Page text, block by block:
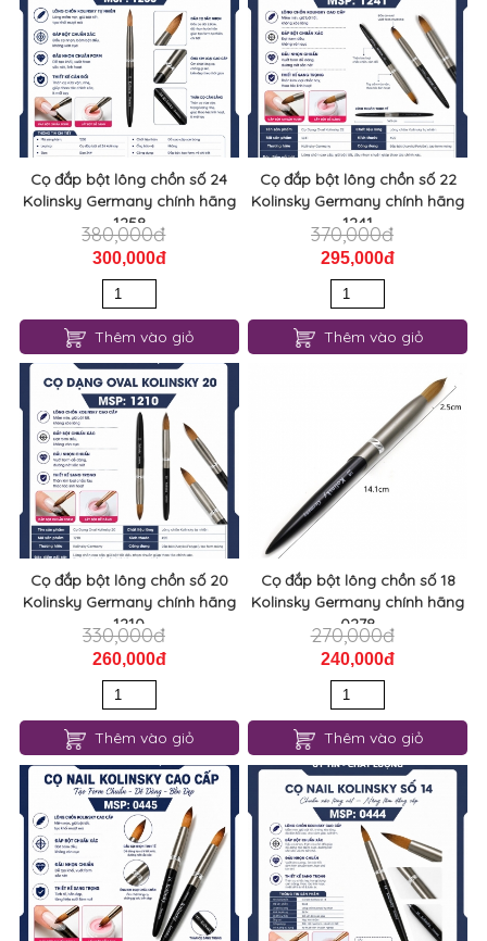
Cọ đắp bột lông chồn số 24
Kolinsky Germany chính hãng
1258
380,000đ
300,000đ
Thêm vào giỏ
Cọ đắp bột lông chồn số 22
Kolinsky Germany chính hãng
1241
370,000đ
295,000đ
Thêm vào giỏ
Cọ đắp bột lông chồn số 20
Kolinsky Germany chính hãng
1210
330,000đ
260,000đ
Thêm vào giỏ
Cọ đắp bột lông chồn số 18
Kolinsky Germany chính hãng
0278
270,000đ
240,000đ
Thêm vào giỏ